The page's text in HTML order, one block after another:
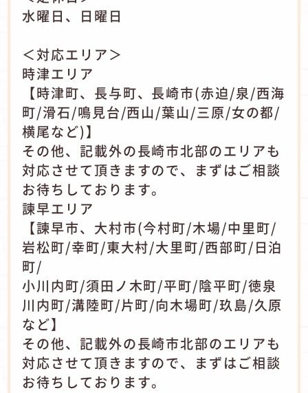
水曜日、日曜日
＜対応エリア＞
時津エリア
【時津町、長与町、長崎市(赤迫/泉/西海
町/滑石/鳴見台/西山/葉山/三原/女の都/
横尾など)】
その他、記載外の長崎市北部のエリアも
対応させて頂きますので、まずはご相談
お待ちしております。
諫早エリア
【諫早市、大村市(今村町/木場/中里町/
岩松町/幸町/東大村/大里町/西部町/日泊
町/
小川内町/須田ノ木町/平町/陰平町/徳泉
川内町/溝陸町/片町/向木場町/玖島/久原
など】
その他、記載外の長崎市北部のエリアも
対応させて頂きますので、まずはご相談
お待ちしております。